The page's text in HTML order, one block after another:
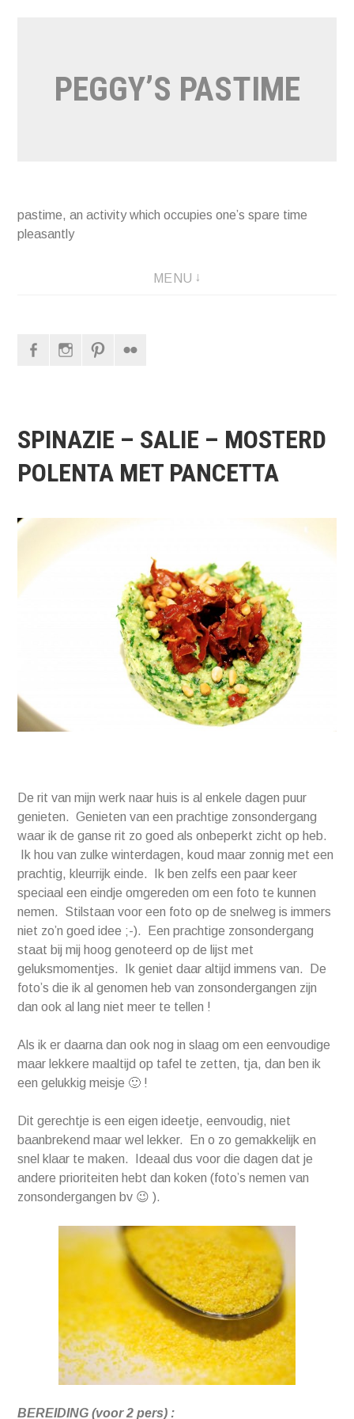
springenPEGGY’S PASTIME
pastime, an activity which occupies one’s spare time
pleasantly
MENU
FacebookInstagram
SPINAZIE – SALIE – MOSTERD
POLENTA MET PANCETTA
De rit van mijn werk naar huis is al enkele dagen puur
genieten. Genieten van een prachtige zonsondergang
waar ik de ganse rit zo goed als onbeperkt zicht op heb.
Ik hou van zulke winterdagen, koud maar zonnig met een
prachtig, kleurrijk einde. Ik ben zelfs een paar keer
speciaal een eindje omgereden om een foto te kunnen
nemen. Stilstaan voor een foto op de snelweg is immers
niet zo’n goed idee ;-). Een prachtige zonsondergang
staat bij mij hoog genoteerd op de lijst met
geluksmomentjes. Ik geniet daar altijd immens van. De
foto’s die ik al genomen heb van zonsondergangen zijn
dan ook al lang niet meer te tellen !
Als ik er daarna dan ook nog in slaag om een eenvoudige
maar lekkere maaltijd op tafel te zetten, tja, dan ben ik
een gelukkig meisje 🙂 !
Dit gerechtje is een eigen ideetje, eenvoudig, niet
baanbrekend maar wel lekker. En o zo gemakkelijk en
snel klaar te maken. Ideaal dus voor die dagen dat je
andere prioriteiten hebt dan koken (foto’s nemen van
zonsondergangen bv 😉 ).
BEREIDING (voor 2 pers) :